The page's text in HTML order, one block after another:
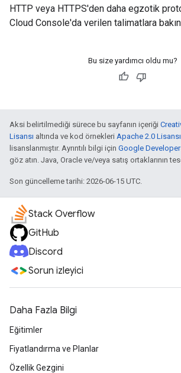
HTTP veya HTTPS'den daha egzotik
Cloud Console'da verilen talimatlara
Bu size yardımcı oldu mu?
Aksi belirtilmediği sürece bu sayfanın içeriği
Lisansı altında ve kod örnekleri Apache 2.0 Lisansı
lisanslanmıştır. Ayrıntılı bilgi için Google
göz atın. Java, Oracle ve/veya satış ortaklarının
Son güncelleme tarihi: 2026-06-15 UTC.
Stack Overflow
GitHub
Discord
Sorun izleyici
Daha Fazla Bilgi
Eğitimler
Fiyatlandırma ve Planlar
Özellik Gezgini